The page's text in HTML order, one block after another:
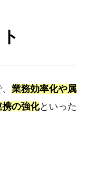
業務効率化や属
携の強化といった